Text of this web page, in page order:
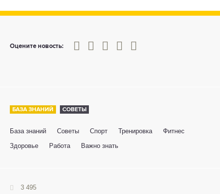
Оцените новость:
0
1 2 3 4 5
БАЗА ЗНАНИЙ СОВЕТЫ
База знаний Советы Спорт Тренировка
Фитнес
Здоровье
Работа Важно знать
3 495